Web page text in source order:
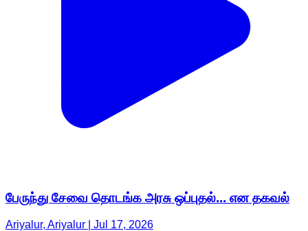
பேருந்து சேவை தொடங்க அரசு ஒப்புதல்... என தகவல்
Ariyalur, Ariyalur | Jul 17, 2026